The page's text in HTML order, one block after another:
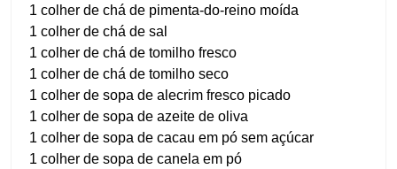
1 colher de chá de pimenta-do-reino moída
1 colher de chá de sal
1 colher de chá de tomilho fresco
1 colher de chá de tomilho seco
1 colher de sopa de alecrim fresco picado
1 colher de sopa de azeite de oliva
1 colher de sopa de cacau em pó sem açúcar
1 colher de sopa de canela em pó